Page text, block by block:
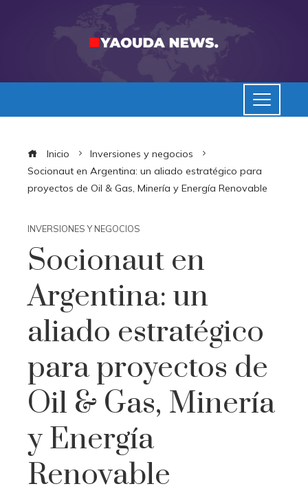
Inicio
Inversiones y negocios
Socionaut en Argentina: un aliado estratégico para
proyectos de Oil & Gas, Minería y Energía Renovable
INVERSIONES Y NEGOCIOS
Socionaut en
Argentina: un
aliado estratégico
para proyectos de
Oil & Gas, Minería
y Energía
Renovable